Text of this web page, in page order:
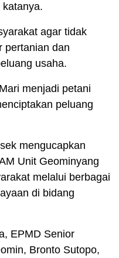
katanya.
agar tidak
pertanian dan
usaha.
menjadi petani
peluang
mengucapkan
Unit Geominyang
melalui berbagai
di bidang
EPMD Senior
Bronto Sutopo,